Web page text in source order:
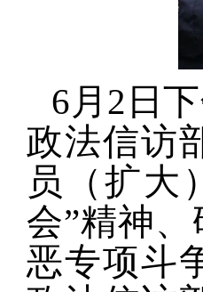
6月2日
政法信访
员（扩大
会”精神
恶专项斗